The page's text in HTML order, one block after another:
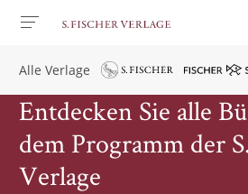
Alle Verlage
Entdecken Sie alle
dem Programm der
Verlage